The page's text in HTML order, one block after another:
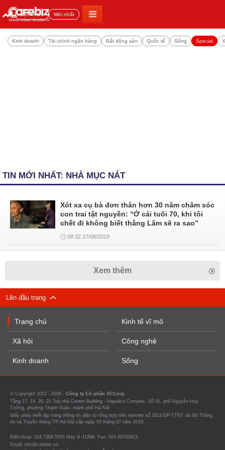
Đọc nhiều Mới nhất
Kinh doanh Tài chính ngân hàng Bất động sản Quốc tế Sống Special
TIN MỚI NHẤT: NHÀ MỤC NÁT
Xót xa cụ bà đơn thân hơn 30 năm chăm sóc
con trai tật nguyền: “Ở cái tuổi 70, khi tôi
chết đi không biết thằng Lâm sẽ ra sao”
08:32 27/08/2019
Xem thêm
Lên đầu trang
Trang chủ
Xã hội
Kinh doanh
Kinh tế vĩ mô
Công nghệ
Sống
© Copyright 2012 - 2026 - Công ty Cổ phần VCCorp.
Tầng 17, 19, 20, 21 Toà nhà Center Building - Hapulico Complex, Số 01, phố Nguyễn Huy
Tưởng, phường Thanh Xuân, thành phố Hà Nội
Giấy phép thiết lập trang thông tin điện tử tổng hợp trên internet số 3321/GP-TTĐT do Sở Thông
tin và Truyền thông TP Hà Nội cấp ngày 03 tháng 07 năm 2019.
Điện thoại: 024 7309 5555 Máy lẻ 41294. Fax: 024-39743413
Email: info@cafebiz.vn